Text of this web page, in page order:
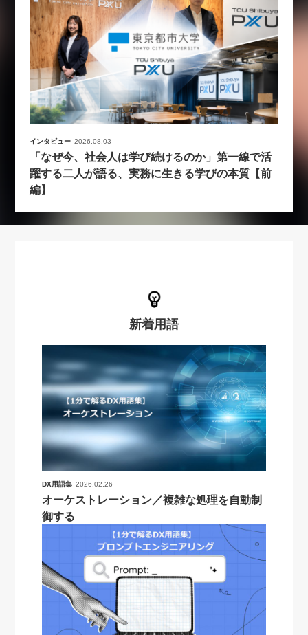
インタビュー 2026.08.03
「なぜ今、社会人は学び続けるのか」第一線で活
躍する二人が語る、実務に生きる学びの本質【前
編】
新着用語
DX用語集 2026.02.26
オーケストレーション／複雑な処理を自動制
御する